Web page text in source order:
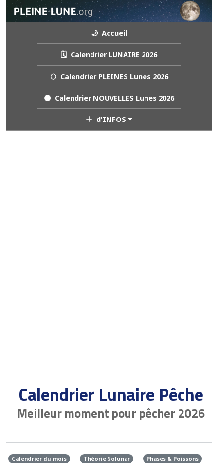
🌙 Accueil
🗓️ Calendrier LUNAIRE 2026
🌕 Calendrier PLEINES Lunes 2026
🌑 Calendrier NOUVELLES Lunes 2026
d'INFOS
Calendrier Lunaire Pêche
Meilleur moment pour pêcher 2026
Calendrier du mois Théorie Solunar Phases & Poissons